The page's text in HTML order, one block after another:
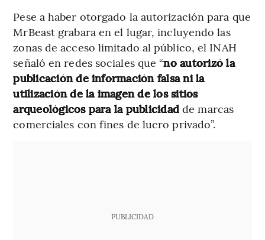
Pese a haber otorgado la autorización para que
MrBeast grabara en el lugar, incluyendo las
zonas de acceso limitado al público, el INAH
señaló en redes sociales que “no autorizó la
publicación de información falsa ni la
utilización de la imagen de los sitios
arqueológicos para la publicidad de marcas
comerciales con fines de lucro privado”.
PUBLICIDAD